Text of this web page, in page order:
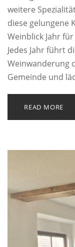
weitere
diese gelungene
Weinblick Jahr
Jedes Jahr führt
Weinwanderung
Gemeinde und
READ MORE